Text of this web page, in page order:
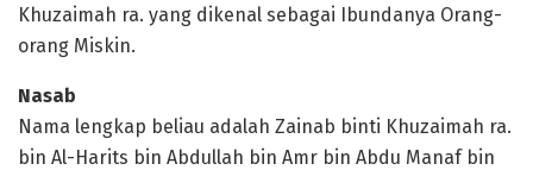
Khuzaimah ra. yang dikenal sebagai Ibundanya Orang-
orang Miskin.
Nasab
Nama lengkap beliau adalah Zainab binti Khuzaimah ra.
bin Al-Harits bin Abdullah bin Amr bin Abdu Manaf bin